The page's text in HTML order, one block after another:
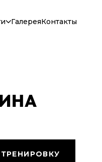
ГалереяКонтакты